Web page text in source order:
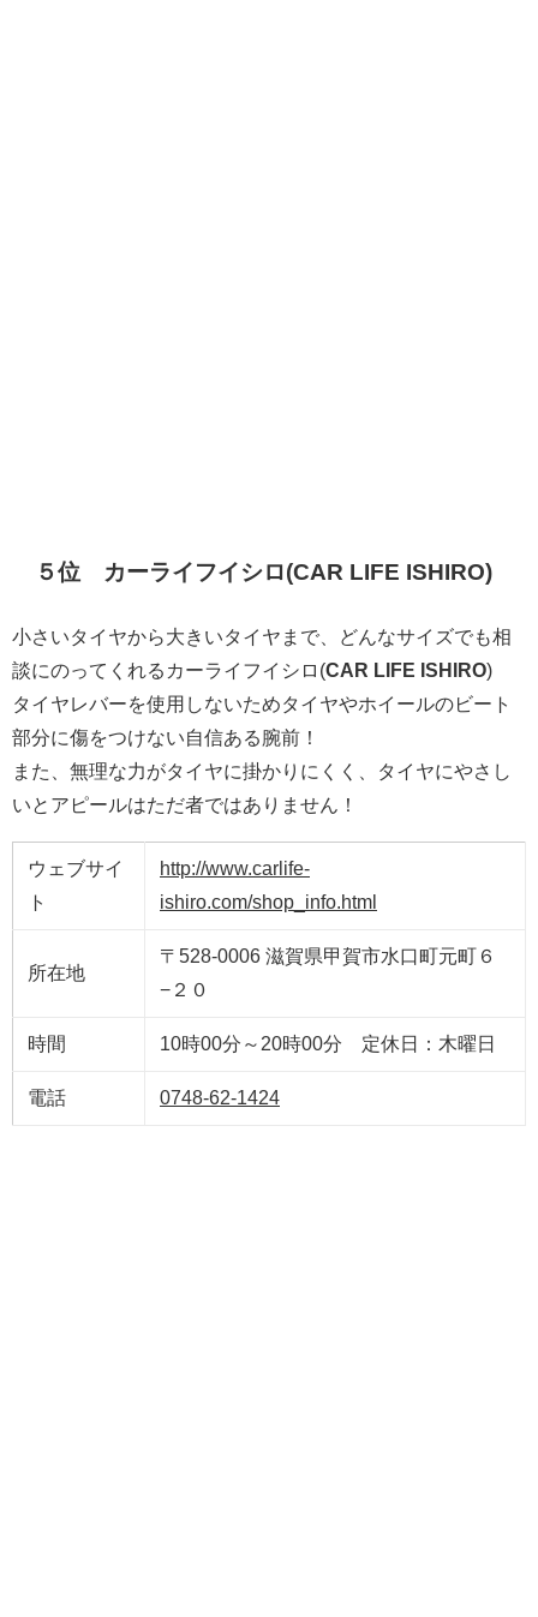
５位 カーライフイシロ(CAR LIFE ISHIRO)
小さいタイヤから大きいタイヤまで、どんなサイズでも相
談にのってくれるカーライフイシロ(CAR LIFE ISHIRO)
タイヤレバーを使用しないためタイヤやホイールのビート
部分に傷をつけない自信ある腕前！
また、無理な力がタイヤに掛かりにくく、タイヤにやさし
いとアピールはただ者ではありません！
ウェブサイ
ト
http://www.carlife-
ishiro.com/shop_info.html
所在地
〒528-0006 滋賀県甲賀市水口町元町６
−２０
時間 10時00分～20時00分 定休日：木曜日
電話 0748-62-1424